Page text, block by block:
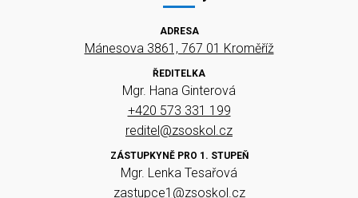
ADRESA
Mánesova 3861, 767 01 Kroměříž
ŘEDITELKA
Mgr. Hana Ginterová
+420 573 331 199
reditel@zsoskol.cz
ZÁSTUPKYNĚ PRO 1. STUPEŇ
Mgr. Lenka Tesařová
zastupce1@zsoskol.cz